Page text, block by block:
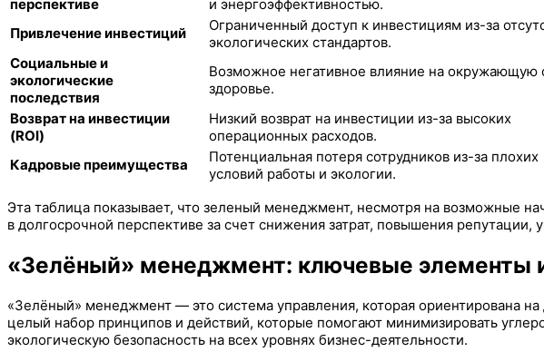
перспективе
и энергоэффективностью.
Привлечение инвестиций
Ограниченный доступ к инвестициям из-за
экологических стандартов.
Социальные и
экологические
последствия
Возможное негативное влияние на окружающую
здоровье.
Возврат на инвестиции
(ROI)
Низкий возврат на инвестиции из-за высоких
операционных расходов.
Кадровые преимущества
Потенциальная потеря сотрудников из-за плохих
условий работы и экологии.
Эта таблица показывает, что зеленый менеджмент, несмотря на возможные
в долгосрочной перспективе за счет снижения затрат, повышения
«Зелёный» менеджмент: ключевые элементы
«Зелёный» менеджмент — это система управления, которая ориентирована
целый набор принципов и действий, которые помогают минимизировать
экологическую безопасность на всех уровнях бизнес-деятельности.